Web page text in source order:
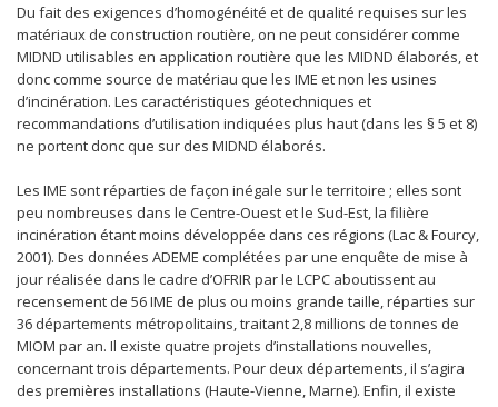
Du fait des exigences d’homogénéité et de qualité requises sur les
matériaux de construction routière, on ne peut considérer comme
MIDND utilisables en application routière que les MIDND élaborés, et
donc comme source de matériau que les IME et non les usines
d’incinération. Les caractéristiques géotechniques et
recommandations d’utilisation indiquées plus haut (dans les § 5 et 8)
ne portent donc que sur des MIDND élaborés.
Les IME sont réparties de façon inégale sur le territoire ; elles sont
peu nombreuses dans le Centre-Ouest et le Sud-Est, la filière
incinération étant moins développée dans ces régions (Lac & Fourcy,
2001). Des données ADEME complétées par une enquête de mise à
jour réalisée dans le cadre d’OFRIR par le LCPC aboutissent au
recensement de 56 IME de plus ou moins grande taille, réparties sur
36 départements métropolitains, traitant 2,8 millions de tonnes de
MIOM par an. Il existe quatre projets d’installations nouvelles,
concernant trois départements. Pour deux départements, il s’agira
des premières installations (Haute-Vienne, Marne). Enfin, il existe